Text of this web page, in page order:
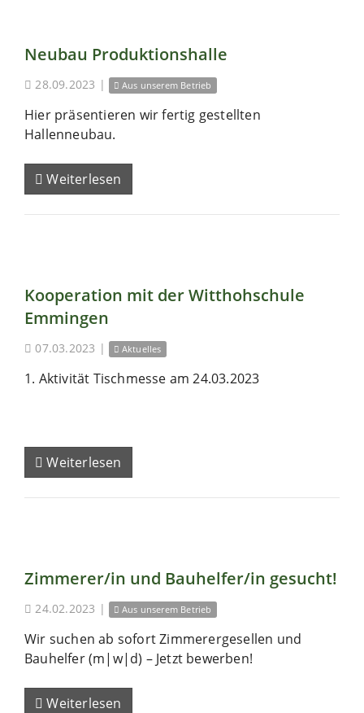
Neubau Produktionshalle
28.09.2023 | Aus unserem Betrieb
Hier präsentieren wir fertig gestellten
Hallenneubau.
Weiterlesen
Kooperation mit der Witthohschule
Emmingen
07.03.2023 | Aktuelles
1. Aktivität Tischmesse am 24.03.2023
Weiterlesen
Zimmerer/in und Bauhelfer/in gesucht!
24.02.2023 | Aus unserem Betrieb
Wir suchen ab sofort Zimmerergesellen und
Bauhelfer (m|w|d) – Jetzt bewerben!
Weiterlesen